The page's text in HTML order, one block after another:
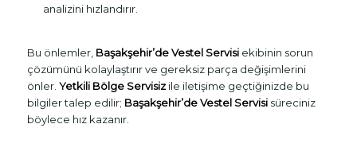
analizini hızlandırır.
Bu önlemler, Başakşehir’de Vestel Servisiekibinin sorun
çözümünü kolaylaştırır ve gereksiz parça değişimlerini
önler. Yetkili Bölge Servisizile iletişime geçtiğinizde bu
bilgiler talep edilir; Başakşehir’de Vestel Servisisüreciniz
böylece hız kazanır.